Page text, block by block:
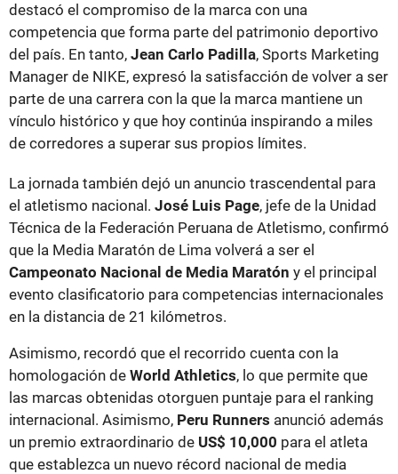
destacó el compromiso de la marca con una
competencia que forma parte del patrimonio deportivo
del país. En tanto, Jean Carlo Padilla, Sports Marketing
Manager de NIKE, expresó la satisfacción de volver a ser
parte de una carrera con la que la marca mantiene un
vínculo histórico y que hoy continúa inspirando a miles
de corredores a superar sus propios límites.
La jornada también dejó un anuncio trascendental para
el atletismo nacional. José Luis Page, jefe de la Unidad
Técnica de la Federación Peruana de Atletismo, confirmó
que la Media Maratón de Lima volverá a ser el
Campeonato Nacional de Media Maratón y el principal
evento clasificatorio para competencias internacionales
en la distancia de 21 kilómetros.
Asimismo, recordó que el recorrido cuenta con la
homologación de World Athletics, lo que permite que
las marcas obtenidas otorguen puntaje para el ranking
internacional. Asimismo, Peru Runners anunció además
un premio extraordinario de US$ 10,000 para el atleta
que establezca un nuevo récord nacional de media